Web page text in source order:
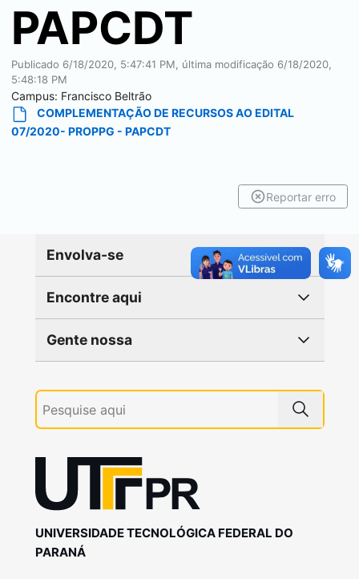
PAPCDT
Publicado 6/18/2020, 5:47:41 PM , última modificação 6/18/2020,
5:48:18 PM
Campus: Francisco Beltrão
COMPLEMENTAÇÃO DE RECURSOS AO EDITAL
07/2020- PROPPG - PAPCDT
Reportar erro
Envolva-se
Encontre aqui
Gente nossa
UNIVERSIDADE TECNOLÓGICA FEDERAL DO
PARANÁ